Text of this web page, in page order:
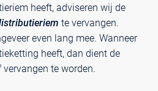
heeft, adviseren wij de
te vervangen.
even lang mee. Wanneer
heeft, dan dient de
te worden.